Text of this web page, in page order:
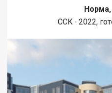
ССК ∙ 2022,